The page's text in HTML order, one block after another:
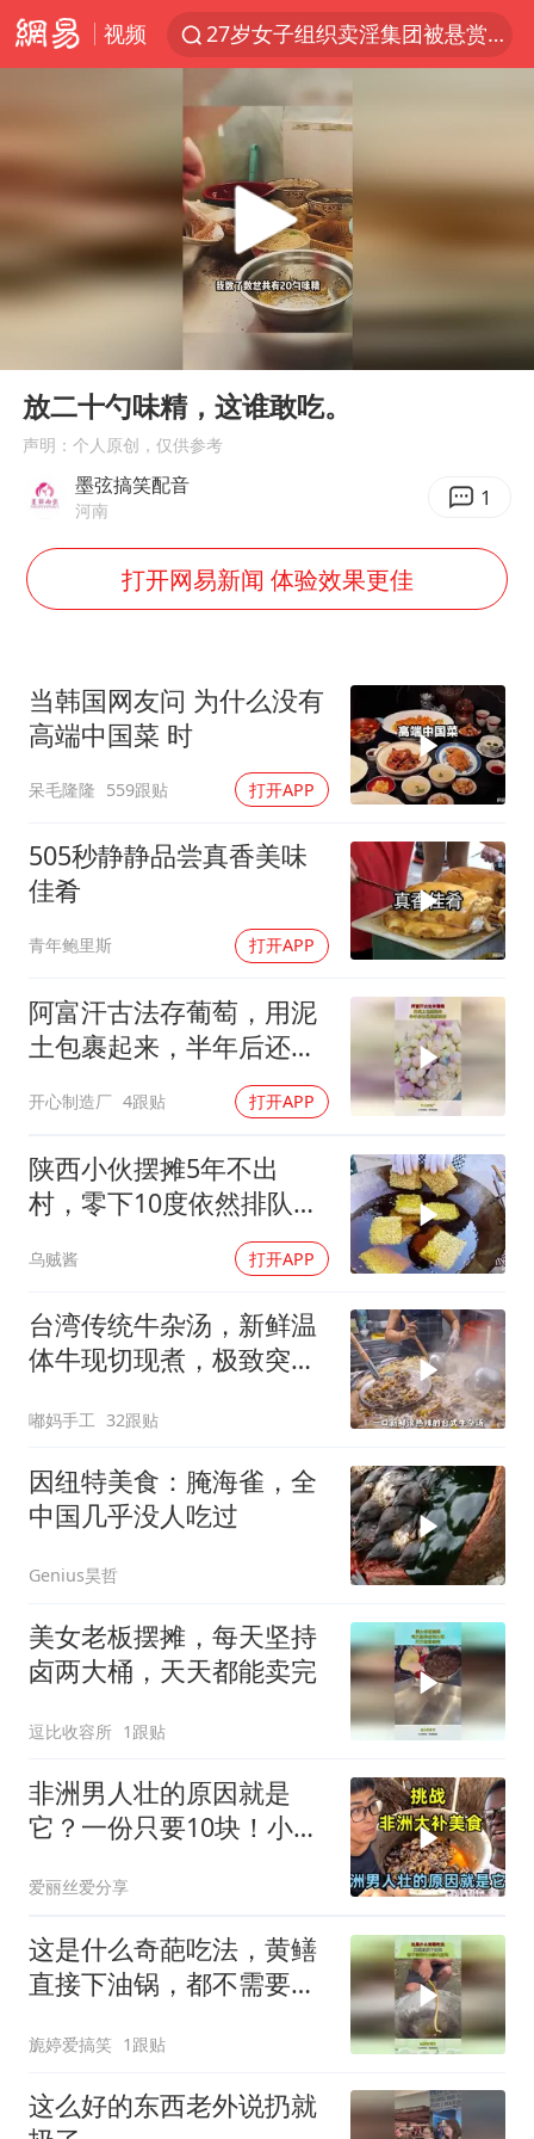
视频
27岁女子组织卖淫集团被悬赏通缉
泸溪河：桃酥吃出金属牙冠视频不实
泰国校园枪击案死亡人数升至7人
公司“上四休三”但要降薪1000元
改名后的“青海拉面”店
台军“汉光秀”开场闹剧多
“空调24小时开着更省电”不实
70多岁父亲独自坐车到上海看望女儿
男子杀人后逃进深山21年活得像野人
“中国蔬菜之乡”最高温达41.8℃
如何把百年大党建设得更加坚强有力？
Play
放二十勺味精，这谁敢吃。
声明：个人原创，仅供参考
墨弦搞笑配音
河南 1
打开网易新闻 体验效果更佳
当韩国网友问 为什么没有
高端中国菜 时
呆毛隆隆 559跟贴 打开APP
505秒静静品尝真香美味
佳肴
青年鲍里斯 打开APP
阿富汗古法存葡萄，用泥
土包裹起来，半年后还是
开心制造厂 4跟贴 打开APP
陕西小伙摆摊5年不出
村，零下10度依然排队，
乌贼酱 打开APP
台湾传统牛杂汤，新鲜温
体牛现切现煮，极致突出
嘟妈手工 32跟贴
因纽特美食：腌海雀，全
中国几乎没人吃过
Genius昊哲
美女老板摆摊，每天坚持
卤两大桶，天天都能卖完
逗比收容所 1跟贴
非洲男人壮的原因就是
它？一份只要10块！小伙
爱丽丝爱分享
这是什么奇葩吃法，黄鳝
直接下油锅，都不需要先
旎婷爱搞笑 1跟贴
这么好的东西老外说扔就